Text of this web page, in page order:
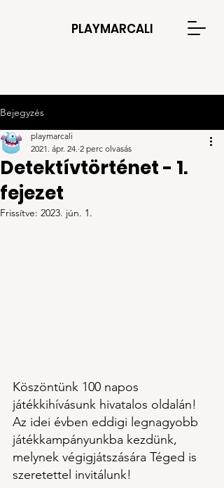
PLAYMARCALI
Bejegyzés
Detektívtörténet - 1.
fejezet
playmarcali
2021. ápr. 24. 2 perc olvasás
Frissítve: 2023. jún. 1.
Köszöntünk 100 napos
játékkihívásunk hivatalos oldalán!
Az idei évben eddigi legnagyobb
játékkampányunkba kezdünk,
melynek végigjátszására Téged is
szeretettel invitálunk!